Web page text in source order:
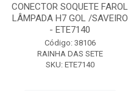
CONECTOR SOQUETE FAROL
LÂMPADA H7 GOL /SAVEIRO
- ETE7140
Código: 38106
RAINHA DAS SETE
SKU: ETE7140